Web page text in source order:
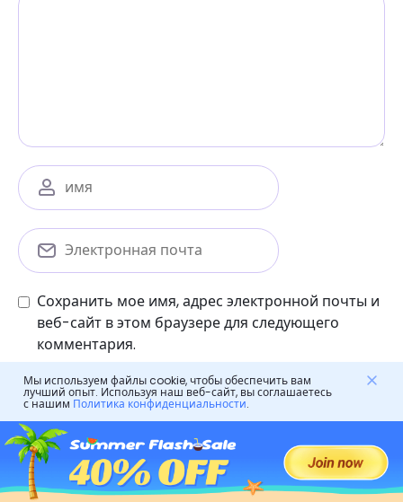
Сохранить мое имя, адрес электронной почты и
веб-сайт в этом браузере для следующего
комментария.
Родительский контроль
Мы используем файлы cookie, чтобы обеспечить вам
лучший опыт. Используя наш веб-сайт, вы соглашаетесь
с нашим Политика конфиденциальности.